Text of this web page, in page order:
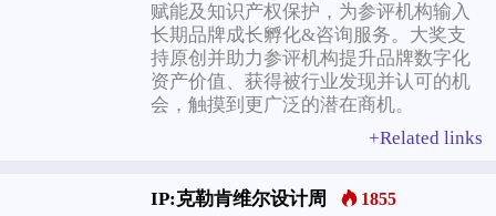
赋能及知识产权保护，为参评机构输入
长期品牌成长孵化&咨询服务。大奖支
持原创并助力参评机构提升品牌数字化
资产价值、获得被行业发现并认可的机
会，触摸到更广泛的潜在商机。
+Related links
IP:克勒肯维尔设计周 1855